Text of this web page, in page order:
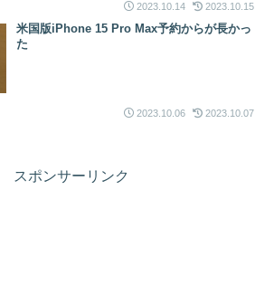
2023.10.14 2023.10.15
米国版iPhone 15 Pro Max予約からが長かっ
た
2023.10.06 2023.10.07
スポンサーリンク